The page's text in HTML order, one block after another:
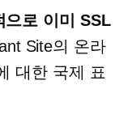
으로 이미 SSL
Site의 온라
대한 국제 표